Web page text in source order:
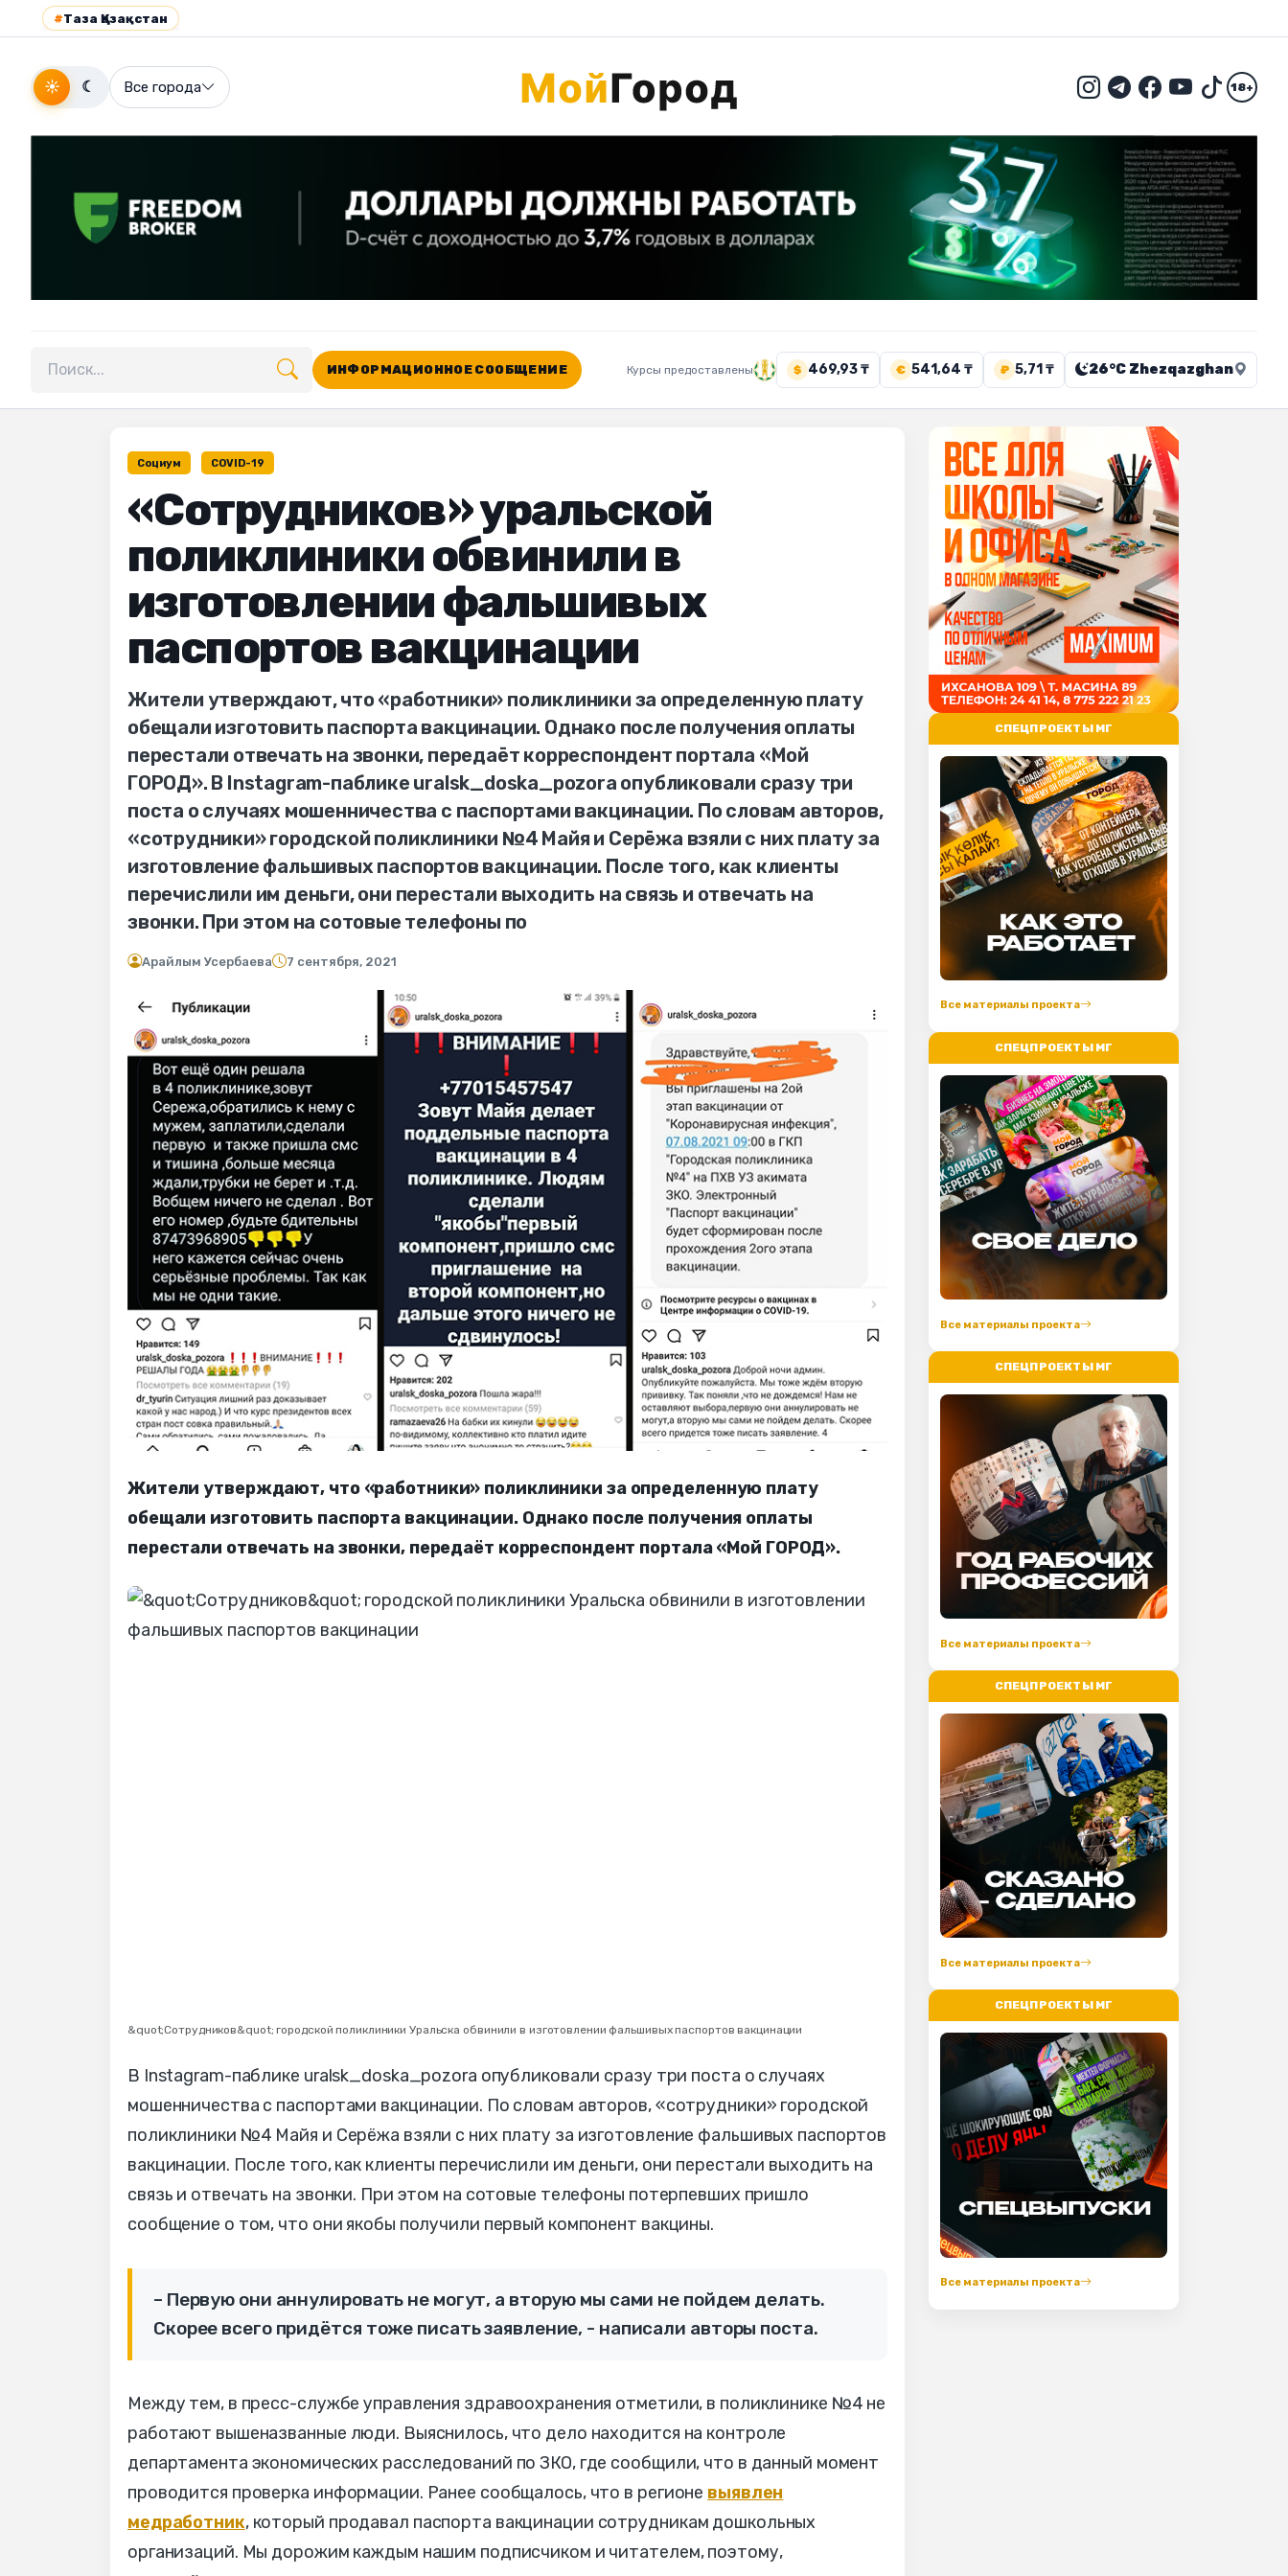
#Таза Қазақстан
☀ ☾ Все города 18+
Поиск по сайту
ИНФОРМАЦИОННОЕ СООБЩЕНИЕ Курсы предоставлены $ 469,93 ₸ € 541,64 ₸ ₽ 5,71 ₸ 26°C Zhezqazghan
Социум COVID-19
«Сотрудников» уральской
поликлиники обвинили в
изготовлении фальшивых
паспортов вакцинации
Жители утверждают, что «работники» поликлиники за определенную плату
обещали изготовить паспорта вакцинации. Однако после получения оплаты
перестали отвечать на звонки, передаёт корреспондент портала «Мой
ГОРОД». В Instagram-паблике uralsk_doska_pozora опубликовали сразу три
поста о случаях мошенничества с паспортами вакцинации. По словам авторов,
«сотрудники» городской поликлиники №4 Майя и Серёжа взяли с них плату за
изготовление фальшивых паспортов вакцинации. После того, как клиенты
перечислили им деньги, они перестали выходить на связь и отвечать на
звонки. При этом на сотовые телефоны по
Арайлым Усербаева 7 сентября, 2021
Жители утверждают, что «работники» поликлиники за определенную плату
обещали изготовить паспорта вакцинации. Однако после получения оплаты
перестали отвечать на звонки, передаёт корреспондент портала «Мой ГОРОД».
&quot;Сотрудников&quot; городской поликлиники Уральска обвинили в изготовлении фальшивых паспортов вакцинации
В Instagram-паблике uralsk_doska_pozora опубликовали сразу три поста о случаях
мошенничества с паспортами вакцинации. По словам авторов,«сотрудники» городской
поликлиники №4 Майя и Серёжа взяли с них плату за изготовление фальшивых паспортов
вакцинации. После того, как клиенты перечислили им деньги, они перестали выходить на
связь и отвечать на звонки. При этом на сотовые телефоны потерпевших пришло
сообщение о том, что они якобы получили первый компонент вакцины.
– Первую они аннулировать не могут, а вторую мы сами не пойдем делать.
Скорее всего придётся тоже писать заявление, - написали авторы поста.
Между тем, в пресс-службе управления здравоохранения отметили, в поликлинике №4 не
работают вышеназванные люди. Выяснилось, что дело находится на контроле
департамента экономических расследований по ЗКО, где сообщили, что в данный момент
проводится проверка информации. Ранее сообщалось, что в регионе выявлен
медработник, который продавал паспорта вакцинации сотрудникам дошкольных
организаций. Мы дорожим каждым нашим подписчиком и читателем, поэтому,
СПЕЦПРОЕКТЫ МГ
Все материалы проекта
СПЕЦПРОЕКТЫ МГ
Все материалы проекта
СПЕЦПРОЕКТЫ МГ
Все материалы проекта
СПЕЦПРОЕКТЫ МГ
Все материалы проекта
СПЕЦПРОЕКТЫ МГ
Все материалы проекта